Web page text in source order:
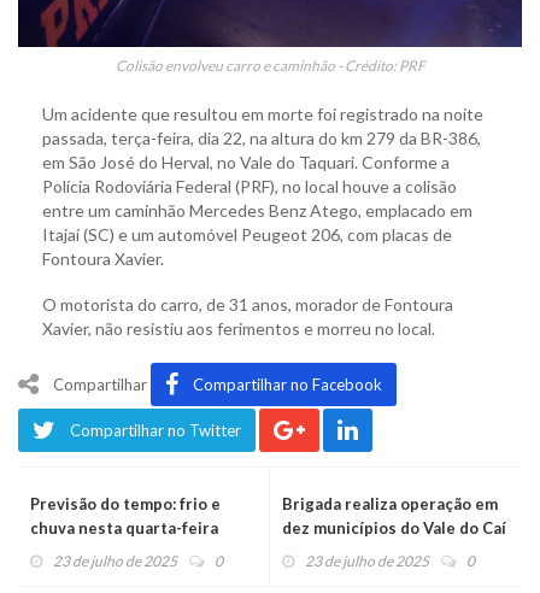
Colisão envolveu carro e caminhão - Crédito: PRF
Um acidente que resultou em morte foi registrado na noite
passada, terça-feira, dia 22, na altura do km 279 da BR-386,
em São José do Herval, no Vale do Taquari. Conforme a
Polícia Rodoviária Federal (PRF), no local houve a colisão
entre um caminhão Mercedes Benz Atego, emplacado em
Itajaí (SC) e um automóvel Peugeot 206, com placas de
Fontoura Xavier.
O motorista do carro, de 31 anos, morador de Fontoura
Xavier, não resistiu aos ferimentos e morreu no local.
Compartilhar Compartilhar no Facebook
Compartilhar no Twitter
Previsão do tempo: frio e
chuva nesta quarta-feira
23 de julho de 2025 0
Brigada realiza operação em
dez municípios do Vale do Caí
23 de julho de 2025 0